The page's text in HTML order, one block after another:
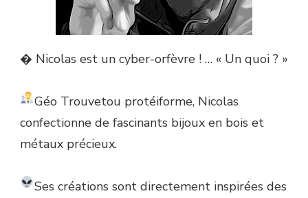
� Nicolas est un cyber-orfèvre ! … « Un quoi ? »
Géo Trouvetou protéiforme, Nicolas
confectionne de fascinants bijoux en bois et
métaux précieux.
Ses créations sont directement inspirées des